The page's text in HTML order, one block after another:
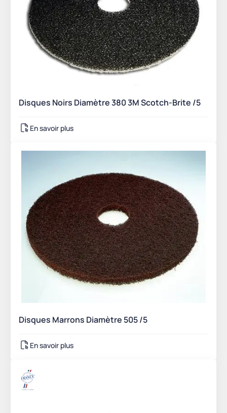
Disques Noirs Diamètre 380 3M Scotch-Brite /5
En savoir plus
Disques Marrons Diamètre 505 /5
En savoir plus